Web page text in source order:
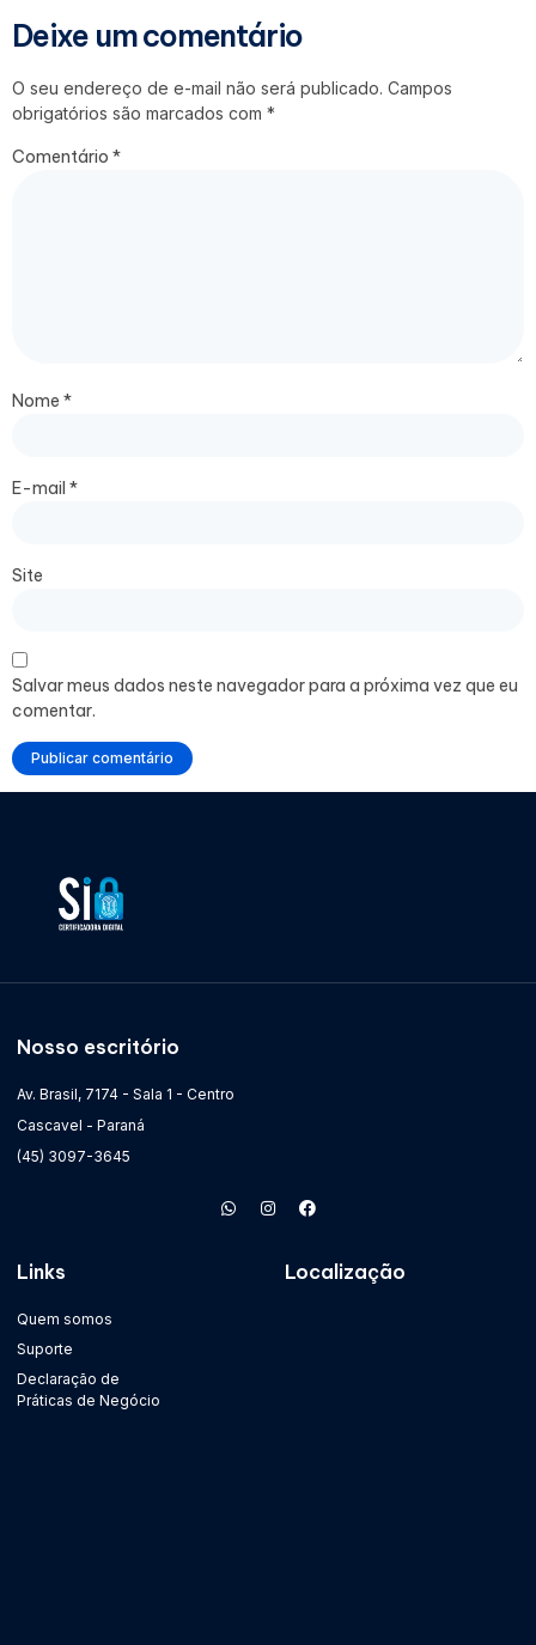
Deixe um comentário
O seu endereço de e-mail não será publicado. Campos
obrigatórios são marcados com *
Comentário *
Nome *
E-mail *
Site
Salvar meus dados neste navegador para a próxima vez que eu
comentar.
Nosso escritório
Av. Brasil, 7174 - Sala 1 - Centro
Cascavel - Paraná
(45) 3097-3645
Links
Quem somos
Suporte
Declaração de
Práticas de Negócio
Localização